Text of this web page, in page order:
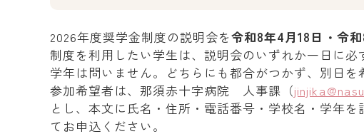
2026年度奨学金制度の説明会を令和8年4月18日・令和
制度を利用したい学生は、説明会のいずれか一日に必
学年は問いません。どちらにも都合がつかず、別日を
参加希望者は、那須赤十字病院 人事課（
とし、本文に氏名・住所・電話番号・学校名・学年を
てお申込ください。